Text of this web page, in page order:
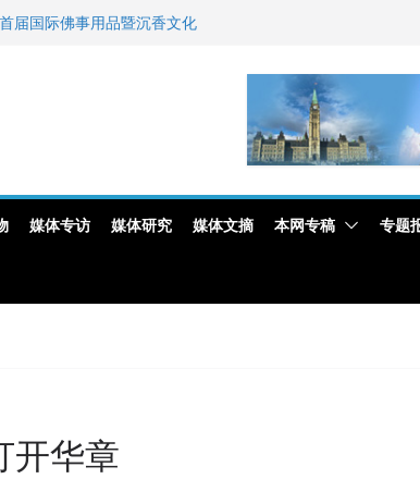
届国际佛事用品暨沉香文化
拿大茶艺师邓岚月海南沉香
引发新闻与科技界激烈讨论
媒体专访 媒体研究 媒体文摘 本网专稿 专题
开华章